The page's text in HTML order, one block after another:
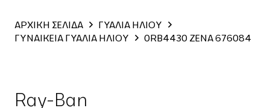
ΑΡΧΙΚΗ ΣΕΛΙΔΑ
ΓΥΑΛΙΑ ΗΛΙΟΥ
ΓΥΝΑΙΚΕΙΑ ΓΥΑΛΙΑ ΗΛΙΟΥ
0RB4430 ZENA 676084
Ray-Ban